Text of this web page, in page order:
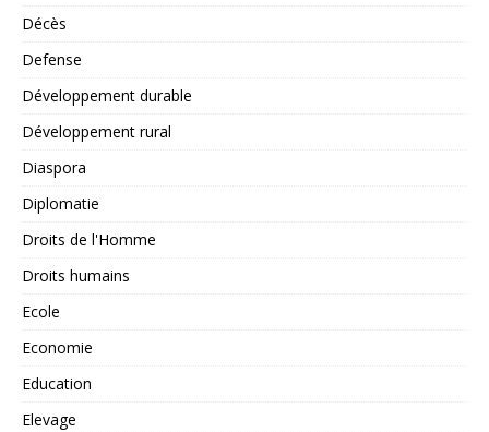
Décès
Defense
Développement durable
Développement rural
Diaspora
Diplomatie
Droits de l'Homme
Droits humains
Ecole
Economie
Education
Elevage